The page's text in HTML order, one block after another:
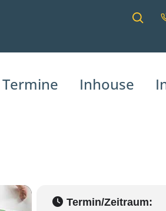
Termine Inhouse
& E-
Termin/Zeitraum: